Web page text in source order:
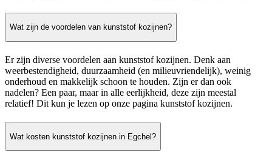
Wat zijn de voordelen van kunststof kozijnen?
Er zijn diverse voordelen aan kunststof kozijnen. Denk aan
weerbestendigheid, duurzaamheid (en milieuvriendelijk), weinig
onderhoud en makkelijk schoon te houden. Zijn er dan ook
nadelen? Een paar, maar in alle eerlijkheid, deze zijn meestal
relatief! Dit kun je lezen op onze pagina kunststof kozijnen.
Wat kosten kunststof kozijnen in Egchel?